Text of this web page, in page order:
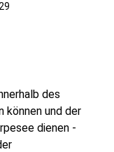
des
können und der
dienen -